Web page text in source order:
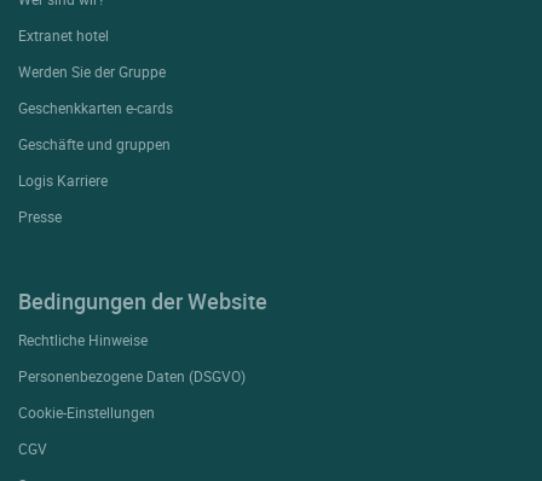
Extranet hotel
Werden Sie der Gruppe
Geschenkkarten e-cards
Geschäfte und gruppen
Logis Karriere
Presse
Bedingungen der Website
Rechtliche Hinweise
Personenbezogene Daten (DSGVO)
Cookie-Einstellungen
CGV